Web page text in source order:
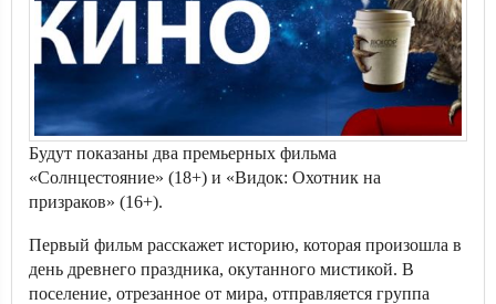
Будут показаны два премьерных фильма
«Солнцестояние» (18+) и «Видок: Охотник на
призраков» (16+).
Первый фильм расскажет историю, которая произошла в
день древнего праздника, окутанного мистикой. В
поселение, отрезанное от мира, отправляется группа